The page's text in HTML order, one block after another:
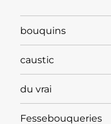
bouquins
caustic
du vrai
Fessebouqueries